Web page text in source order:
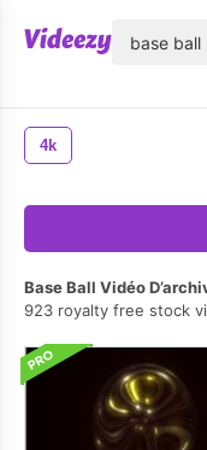
4k
Base Ball Vidéo
923 royalty free stock